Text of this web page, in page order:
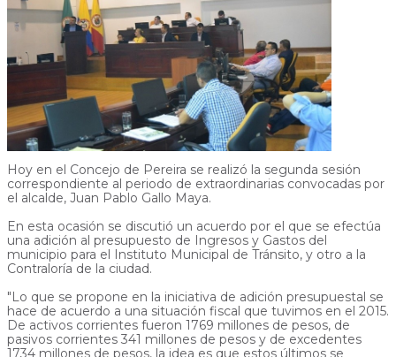
Hoy en el Concejo de Pereira se realizó la segunda sesión
correspondiente al periodo de extraordinarias convocadas por
el alcalde, Juan Pablo Gallo Maya.
En esta ocasión se discutió un acuerdo por el que se efectúa
una adición al presupuesto de Ingresos y Gastos del
municipio para el Instituto Municipal de Tránsito, y otro a la
Contraloría de la ciudad.
"Lo que se propone en la iniciativa de adición presupuestal se
hace de acuerdo a una situación fiscal que tuvimos en el 2015.
De activos corrientes fueron 1769 millones de pesos, de
pasivos corrientes 341 millones de pesos y de excedentes
1734 millones de pesos, la idea es que estos últimos se